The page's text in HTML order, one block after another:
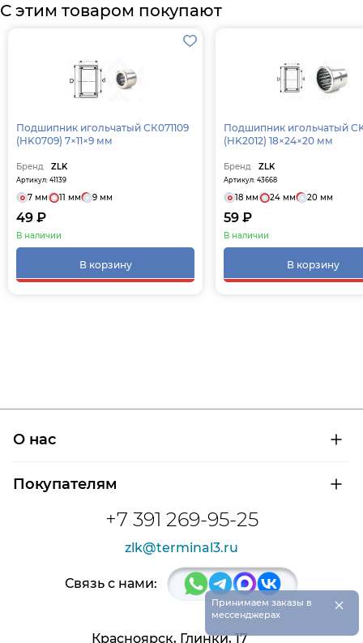
С этим товаром покупают
Подшипник игольчатый СК071109
(HK0709) 7×11×9 мм
Бренд ZLK
Артикул: 41139
7 мм 11 мм 9 мм
49 ₽
В наличии
В корзину
Подшипник игольчатый
(HK2012) 18×24×20 мм
Бренд ZLK
Артикул: 43668
18 мм 24 мм 20 мм
59 ₽
В наличии
В корзину
+7 391 269-95-25
zlk@terminal3.ru
О нас
Сертификаты на продукцию
Покупателям
Доставка и оплата
Расшифровка маркировки подшипников
Связь с нами:
Красноярск, Глинки, 17
Принимаем заказы в
мессенджерах
×